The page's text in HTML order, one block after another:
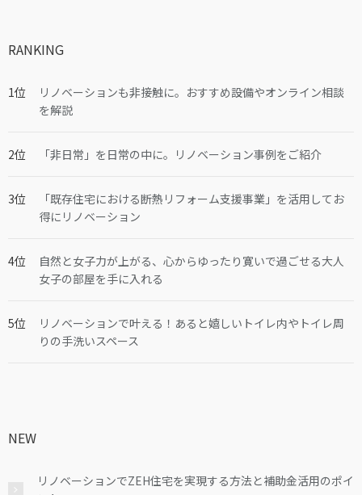
RANKING
リノベーションも非接触に。おすすめ設備やオンライン相談
を解説
「非日常」を日常の中に。リノベーション事例をご紹介
「既存住宅における断熱リフォーム支援事業」を活用してお
得にリノベーション
自然と女子力が上がる、心からゆったり寛いで過ごせる大人
女子の部屋を手に入れる
リノベーションで叶える！あると嬉しいトイレ内やトイレ周
りの手洗いスペース
NEW
リノベーションでZEH住宅を実現する方法と補助金活用のポイ